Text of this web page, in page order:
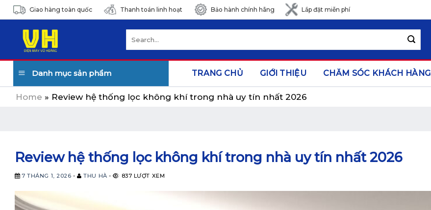
Skip
to
content
Giao hàng toàn quốc Thanh toán linh hoạt Bảo hành chính hãng Lắp đặt miễn phí
for:
Danh mục sản phẩm TRANG CHỦ GIỚI THIỆU CHĂM SÓC KHÁCH HÀNG
Home » Review hệ thống lọc không khí trong nhà uy tín nhất 2026
Review hệ thống lọc không khí trong nhà uy tín nhất 2026
7 THÁNG 1, 2026 - THU HÀ - 837 LƯỢT XEM